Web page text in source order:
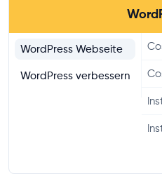
WordPress Webseite
WordPress verbessern